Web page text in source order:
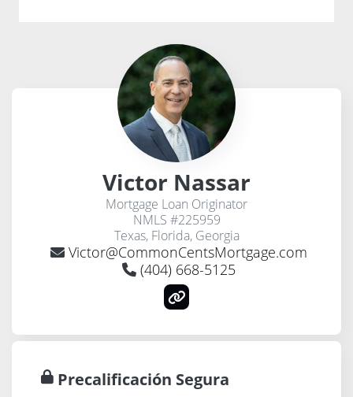
Victor Nassar
Mortgage Loan Originator
NMLS #225959
Texas, Florida, Georgia
(404) 668-5125
Victor@CommonCentsMortgage.com
Precalificación Segura